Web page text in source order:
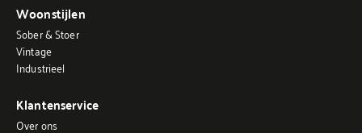
Woonstijlen
Sober & Stoer
Vintage
Industrieel
Klantenservice
Over ons